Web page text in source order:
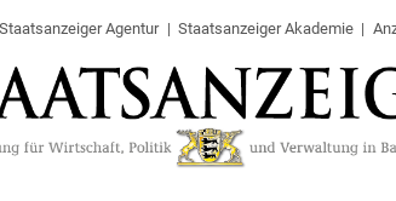
Staatsanzeiger Agentur Staatsanzeiger Akademie